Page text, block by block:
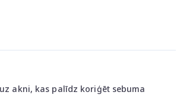
akni, kas palīdz koriģēt sebuma